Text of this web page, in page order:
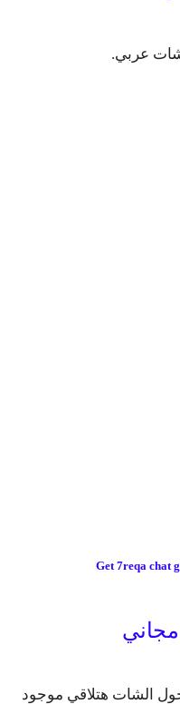
عربي.
Get 7reqa chat
الشات هتلاقي موجود